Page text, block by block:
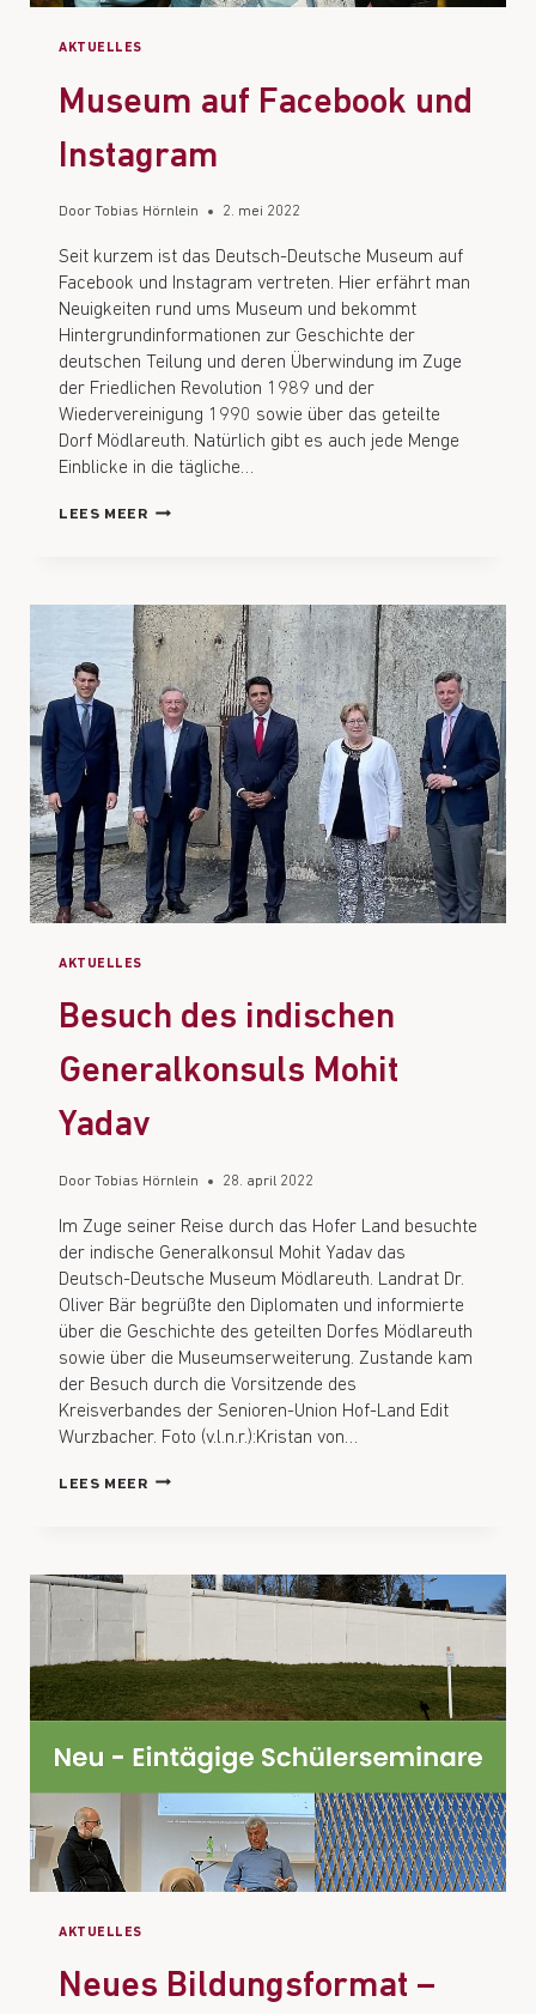
AKTUELLES
Museum auf Facebook und
Instagram
Door Tobias Hörnlein 2. mei 2022
Seit kurzem ist das Deutsch-Deutsche Museum auf
Facebook und Instagram vertreten. Hier erfährt man
Neuigkeiten rund ums Museum und bekommt
Hintergrundinformationen zur Geschichte der
deutschen Teilung und deren Überwindung im Zuge
der Friedlichen Revolution 1989 und der
Wiedervereinigung 1990 sowie über das geteilte
Dorf Mödlareuth. Natürlich gibt es auch jede Menge
Einblicke in die tägliche…
LEES MEER
AKTUELLES
Besuch des indischen
Generalkonsuls Mohit
Yadav
Door Tobias Hörnlein 28. april 2022
Im Zuge seiner Reise durch das Hofer Land besuchte
der indische Generalkonsul Mohit Yadav das
Deutsch-Deutsche Museum Mödlareuth. Landrat Dr.
Oliver Bär begrüßte den Diplomaten und informierte
über die Geschichte des geteilten Dorfes Mödlareuth
sowie über die Museumserweiterung. Zustande kam
der Besuch durch die Vorsitzende des
Kreisverbandes der Senioren-Union Hof-Land Edit
Wurzbacher. Foto (v.l.n.r.):Kristan von…
LEES MEER
AKTUELLES
Neues Bildungsformat –